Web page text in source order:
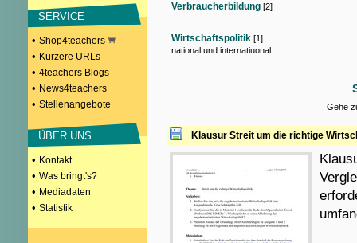
SERVICE
• Shop4teachers
• Kürzere URLs
• 4teachers Blogs
• News4teachers
• Stellenangebote
ÜBER UNS
• Kontakt
• Was bringt's?
• Mediadaten
• Statistik
Verbraucherbildung [2]
Wirtschaftspolitik [1]
national und internatiuonal
Gehe
Klausur Streit um die richtige